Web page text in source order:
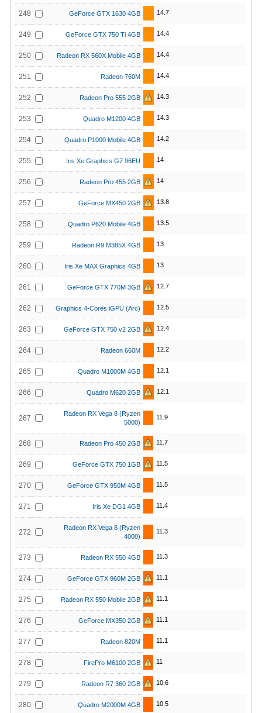
248 GeForce GTX 1630 4GB 14.7
249 GeForce GTX 750 Ti 4GB 14.4
250 Radeon RX 560X Mobile 4GB 14.4
251 Radeon 760M 14.4
252 Radeon Pro 555 2GB 14.3
253 Quadro M1200 4GB 14.3
254 Quadro P1000 Mobile 4GB 14.2
255 Iris Xe Graphics G7 96EU 14
256 Radeon Pro 455 2GB 14
257 GeForce MX450 2GB 13.8
258 Quadro P620 Mobile 4GB 13.5
259 Radeon R9 M385X 4GB 13
260 Iris Xe MAX Graphics 4GB 13
261 GeForce GTX 770M 3GB 12.7
262 Graphics 4-Cores iGPU (Arc) 12.5
263 GeForce GTX 750 v2 2GB 12.4
264 Radeon 660M 12.2
265 Quadro M1000M 4GB 12.1
266 Quadro M620 2GB 12.1
267
Radeon RX Vega 8 (Ryzen
5000)
11.9
268 Radeon Pro 450 2GB 11.7
269 GeForce GTX 750 1GB 11.5
270 GeForce GTX 950M 4GB 11.5
271 Iris Xe DG1 4GB 11.4
272
Radeon RX Vega 8 (Ryzen
4000)
11.3
273 Radeon RX 550 4GB 11.3
274 GeForce GTX 960M 2GB 11.1
275 Radeon RX 550 Mobile 2GB 11.1
276 GeForce MX350 2GB 11.1
277 Radeon 820M 11.1
278 FirePro M6100 2GB 11
279 Radeon R7 360 2GB 10.6
280 Quadro M2000M 4GB 10.5